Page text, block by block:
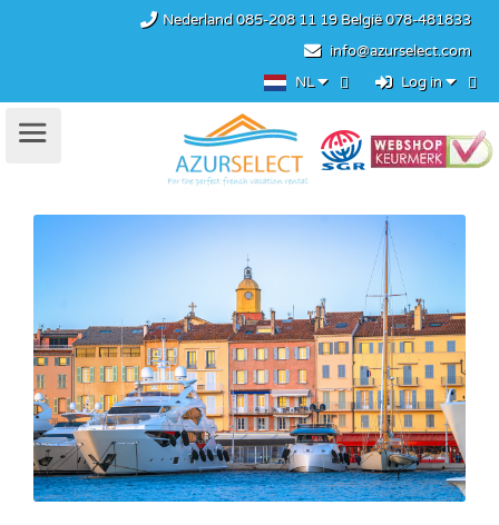
Nederland085-208 11 19België078-481833
info@azurselect.com
NL
Log in